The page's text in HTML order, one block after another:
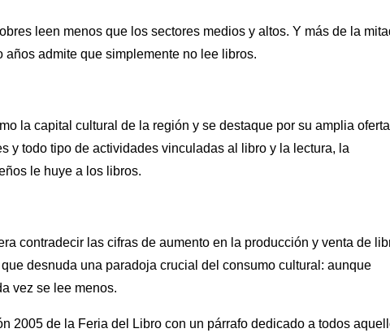
leen menos que los sectores medios y altos. Y más de la
admite que simplemente no lee libros.
la capital cultural de la región y se destaque por su amplia
y todo tipo de actividades vinculadas al libro y la lectura, la
le huye a los libros.
contradecir las cifras de aumento en la producción y venta de
desnuda una paradoja crucial del consumo cultural: aunque
vez se lee menos.
2005 de la Feria del Libro con un párrafo dedicado a todos